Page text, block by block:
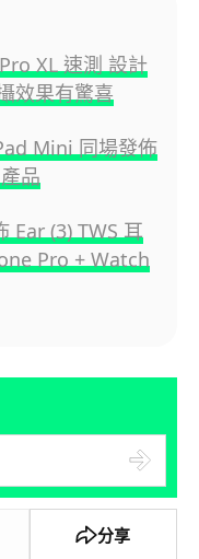
XL 速測 設計
效果有驚喜
Mini 同場發佈
品
Ear (3) TWS 耳
Pro + Watch
分享